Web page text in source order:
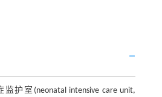
护室(neonatal intensive care unit,